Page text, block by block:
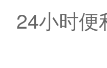
24小时便